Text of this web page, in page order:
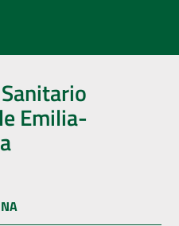
Emilia-